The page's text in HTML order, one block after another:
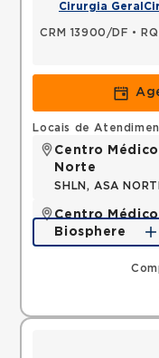
Cirurgia Geral
CRM 13900/DF •
Locais de
Centro
Norte
SHLN, ASA
Centro
Biosphere
SHLN, ASA